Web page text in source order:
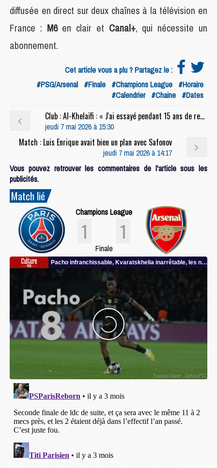
diffusée en direct sur deux chaînes à la télévision en
France : M6 en clair et Canal+, qui nécessite un
abonnement.
Cet article vous a plu ? Partagez le :
#PSG/Arsenal #Finale #Champions League #Horaire
#Calendrier #Chaine #Dates
Club : Al-Khelaïfi : « J'ai essayé pendant 15 ans de recruter Luis Enrique »
jeudi 7 mai 2026 à 15:30
Match : Luis Enrique avait bien un plan avec Safonov
jeudi 7 mai 2026 à 14:17
Vous pouvez retrouver les commentaires de l'article sous les
publicités.
Match lié
Champions League
1 1
Finale